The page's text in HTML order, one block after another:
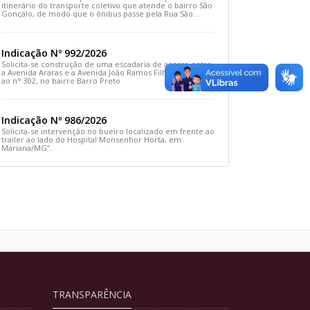
itinerário do transporte coletivo que atende o bairro São
Gonçalo, de modo que o ônibus passe pela Rua São
Gonçalo, desça pela Travessa São Gonçalo e siga pela
Indicação Nº 992/2026
Solicita-se construção de uma escadaria de acesso entre
a Avenida Araras e a Avenida João Ramos Filho, em frente
ao n° 302, no bairro Barro Preto
Indicação Nº 986/2026
Solicita-se intervenção no bueiro localizado em frente ao
trailer ao lado do Hospital Monsenhor Horta, em
Mariana/MG”.
TRANSPARÊNCIA